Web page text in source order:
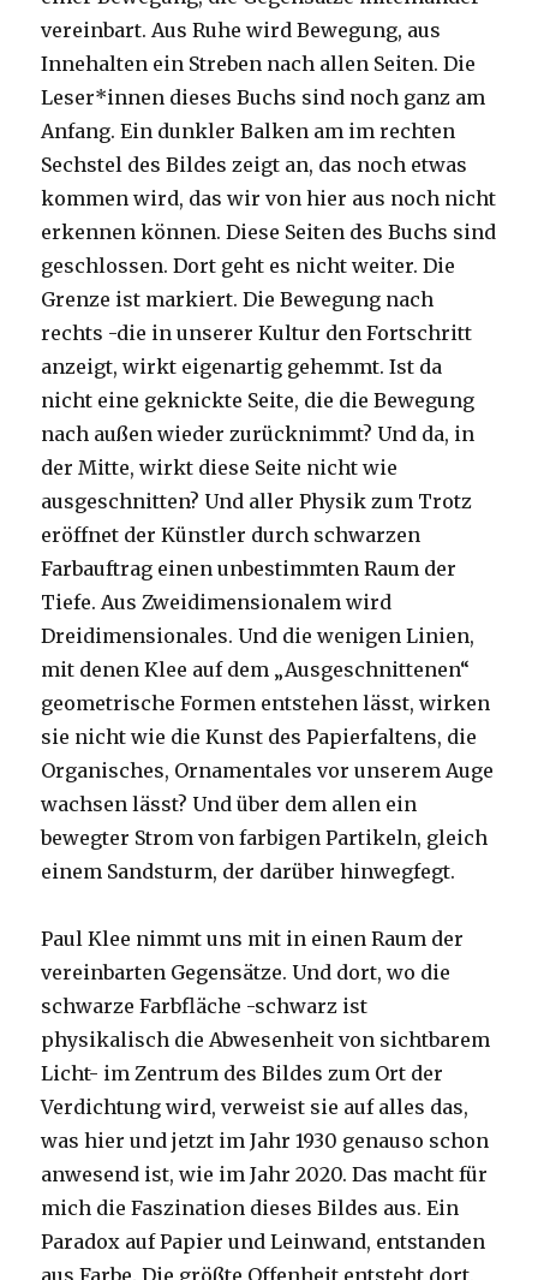
vereinbart. Aus Ruhe wird Bewegung, aus
Innehalten ein Streben nach allen Seiten. Die
Leser*innen dieses Buchs sind noch ganz am
Anfang. Ein dunkler Balken am im rechten
Sechstel des Bildes zeigt an, das noch etwas
kommen wird, das wir von hier aus noch nicht
erkennen können. Diese Seiten des Buchs sind
geschlossen. Dort geht es nicht weiter. Die
Grenze ist markiert. Die Bewegung nach
rechts -die in unserer Kultur den Fortschritt
anzeigt, wirkt eigenartig gehemmt. Ist da
nicht eine geknickte Seite, die die Bewegung
nach außen wieder zurücknimmt? Und da, in
der Mitte, wirkt diese Seite nicht wie
ausgeschnitten? Und aller Physik zum Trotz
eröffnet der Künstler durch schwarzen
Farbauftrag einen unbestimmten Raum der
Tiefe. Aus Zweidimensionalem wird
Dreidimensionales. Und die wenigen Linien,
mit denen Klee auf dem „Ausgeschnittenen“
geometrische Formen entstehen lässt, wirken
sie nicht wie die Kunst des Papierfaltens, die
Organisches, Ornamentales vor unserem Auge
wachsen lässt? Und über dem allen ein
bewegter Strom von farbigen Partikeln, gleich
einem Sandsturm, der darüber hinwegfegt.
Paul Klee nimmt uns mit in einen Raum der
vereinbarten Gegensätze. Und dort, wo die
schwarze Farbfläche -schwarz ist
physikalisch die Abwesenheit von sichtbarem
Licht- im Zentrum des Bildes zum Ort der
Verdichtung wird, verweist sie auf alles das,
was hier und jetzt im Jahr 1930 genauso schon
anwesend ist, wie im Jahr 2020. Das macht für
mich die Faszination dieses Bildes aus. Ein
Paradox auf Papier und Leinwand, entstanden